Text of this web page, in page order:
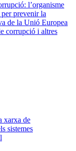
l’organisme
prevenir la
de la Unió Europea
corrupció i altres
xarxa de
sistemes